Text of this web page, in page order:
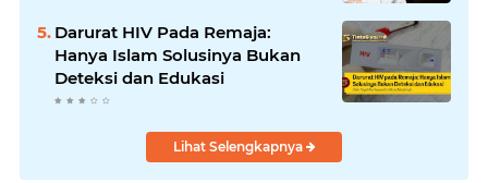
Darurat HIV Pada Remaja:
Hanya Islam Solusinya Bukan
Deteksi dan Edukasi
Lihat Selengkapnya